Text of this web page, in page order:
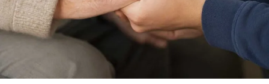
animal.
La resolución también descartó la figura de custodia de
animales, ya que esa infracción solo se configura cuando
un animal causa lesiones a una persona por falta de
cuidados de su dueño. En este caso, el daño recayó